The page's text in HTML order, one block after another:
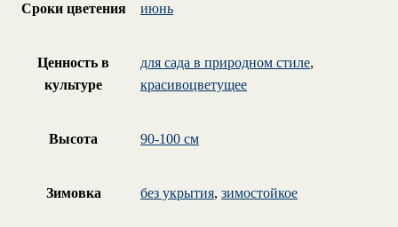
Сроки цветения июнь
Ценность в
культуре
для сада в природном стиле,
красивоцветущее
Высота 90-100 см
Зимовка без укрытия, зимостойкое